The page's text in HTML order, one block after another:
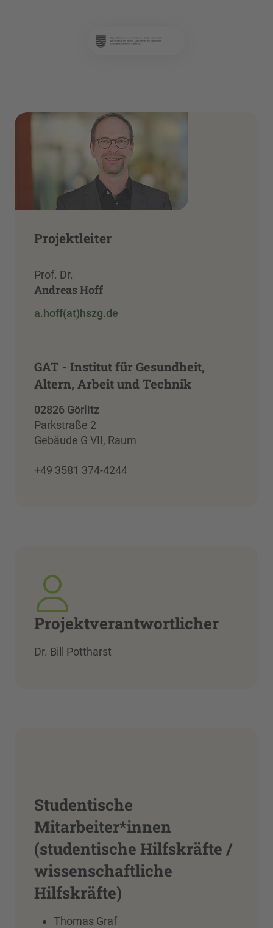
Projektleiter
Prof. Dr.
Andreas Hoff
a.hoff(at)hszg.de
GAT - Institut für Gesundheit,
Altern, Arbeit und Technik
02826 Görlitz
Parkstraße 2
Gebäude G VII, Raum
+49 3581 374-4244
Projektverantwortlicher
Dr. Bill Pottharst
Studentische
Mitarbeiter*innen
(studentische Hilfskräfte /
wissenschaftliche
Hilfskräfte)
Thomas Graf